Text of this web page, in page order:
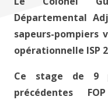
Départemental
sapeurs-pompiers
opérationnelle ISP
Ce stage de 9
précédentes